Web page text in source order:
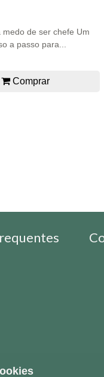
medo de ser chefe Um
a passo para...
Comprar